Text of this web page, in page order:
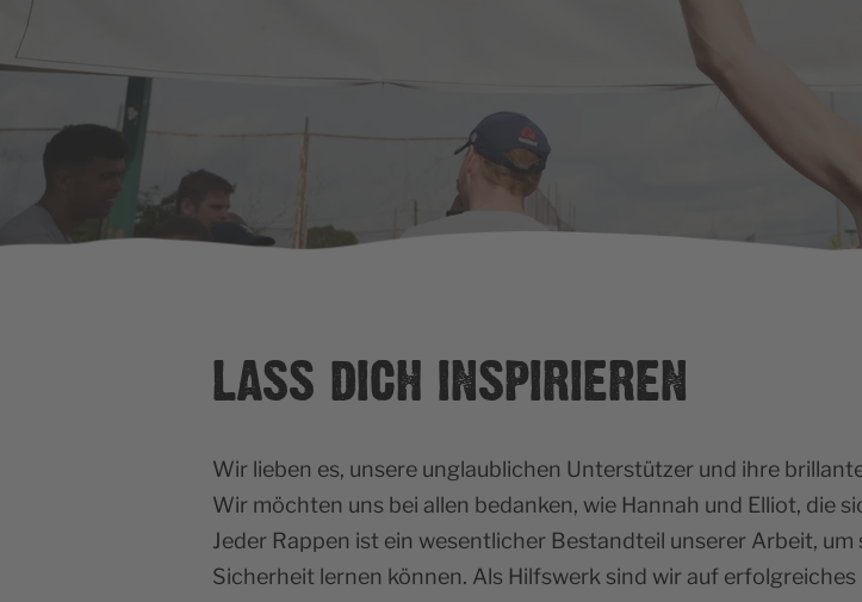
LASS DICH INSPIRIEREN
Wir lieben es, unsere unglaublichen Unterstützer und ihre
Wir möchten uns bei allen bedanken, wie Hannah und Elliot, die
Jeder Rappen ist ein wesentlicher Bestandteil unserer Arbeit,
Sicherheit lernen können. Als Hilfswerk sind wir auf